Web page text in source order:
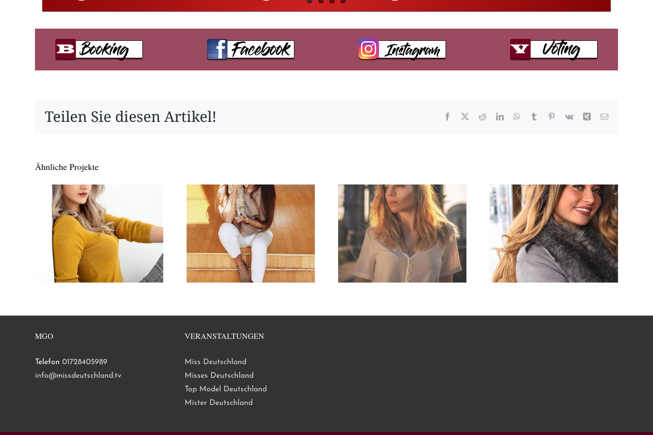
Teilen Sie diesen Artikel! Facebook RedditLinkedInWhatsApp
Tumblr Pinterest
Vk Xing E-
Ähnliche Projekte
MGO
Telefon 01728405989
info@missdeutschland.tv
VERANSTALTUNGEN
Miss Deutschland
Misses Deutschland
Top Model Deutschland
Mister Deutschland